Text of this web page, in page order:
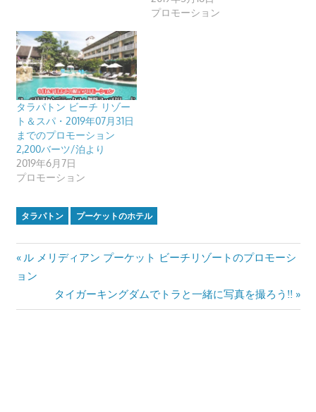
プロモーション
タラパトン ビーチ リゾー
ト＆スパ・2019年07月31日
までのプロモーション
2,200バーツ/泊より
2019年6月7日
プロモーション
タラパトン プーケットのホテル
投
稿
ナ
Previous
Post:
ル メリディアン プーケット ビーチリゾートのプロモーシ
ョン
Next
Post:
タイガーキングダムでトラと一緒に写真を撮ろう!!